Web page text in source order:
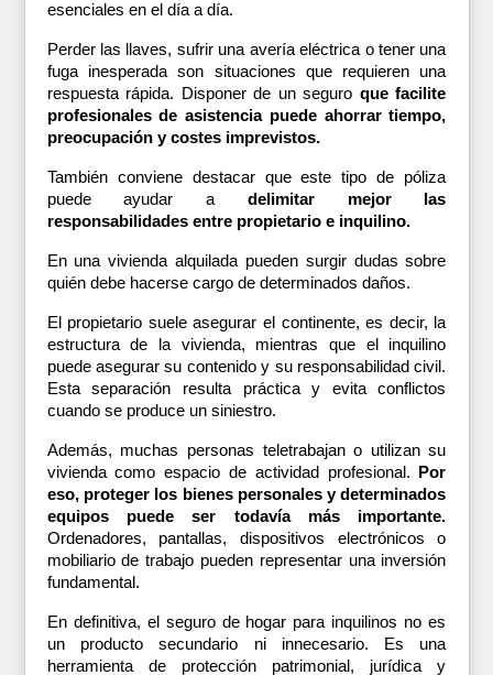
esenciales en el día a día.
Perder las llaves, sufrir una avería eléctrica o tener una
fuga inesperada son situaciones que requieren una
respuesta rápida. Disponer de un seguro que facilite
profesionales de asistencia puede ahorrar tiempo,
preocupación y costes imprevistos.
También conviene destacar que este tipo de póliza
puede ayudar a delimitar mejor las
responsabilidades entre propietario e inquilino.
En una vivienda alquilada pueden surgir dudas sobre
quién debe hacerse cargo de determinados daños.
El propietario suele asegurar el continente, es decir, la
estructura de la vivienda, mientras que el inquilino
puede asegurar su contenido y su responsabilidad civil.
Esta separación resulta práctica y evita conflictos
cuando se produce un siniestro.
Además, muchas personas teletrabajan o utilizan su
vivienda como espacio de actividad profesional.
Por
eso, proteger los bienes personales y determinados
equipos puede ser todavía más importante.
Ordenadores, pantallas, dispositivos electrónicos o
mobiliario de trabajo pueden representar una inversión
fundamental.
En definitiva, el seguro de hogar para inquilinos no es
un producto secundario ni innecesario. Es una
herramienta de protección patrimonial, jurídica y